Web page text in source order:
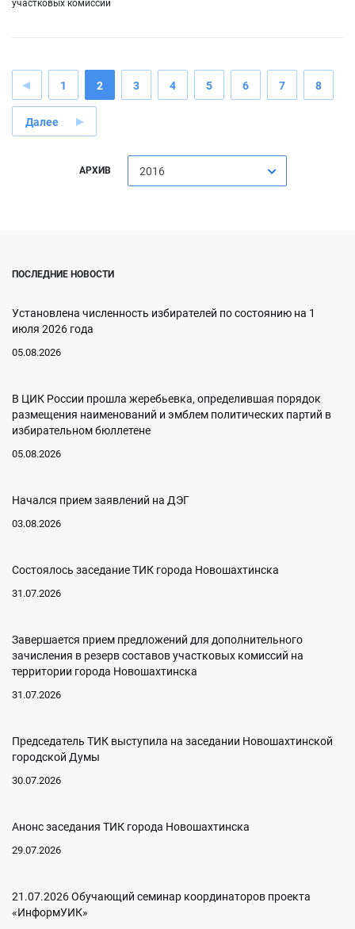
участковых комиссий
1 2 3 4 5 6 7 8
Далее
АРХИВ 2016
ПОСЛЕДНИЕ НОВОСТИ
Установлена численность избирателей по состоянию на 1
июля 2026 года
05.08.2026
В ЦИК России прошла жеребьевка, определившая порядок
размещения наименований и эмблем политических партий в
избирательном бюллетене
05.08.2026
Начался прием заявлений на ДЭГ
03.08.2026
Состоялось заседание ТИК города Новошахтинска
31.07.2026
Завершается прием предложений для дополнительного
зачисления в резерв составов участковых комиссий на
территории города Новошахтинска
31.07.2026
Председатель ТИК выступила на заседании Новошахтинской
городской Думы
30.07.2026
Анонс заседания ТИК города Новошахтинска
29.07.2026
21.07.2026 Обучающий семинар координаторов проекта
«ИнформУИК»